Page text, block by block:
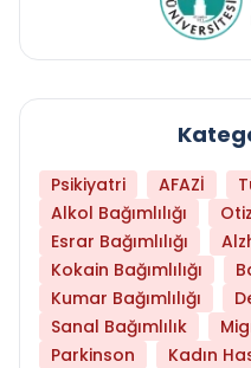
Psikiyatri AFAZİ
Alkol Bağımlılığı
Esrar Bağımlılığı
Kokain Bağımlılığı
Kumar Bağımlılığı
Sanal Bağımlılık
Parkinson
Kadın